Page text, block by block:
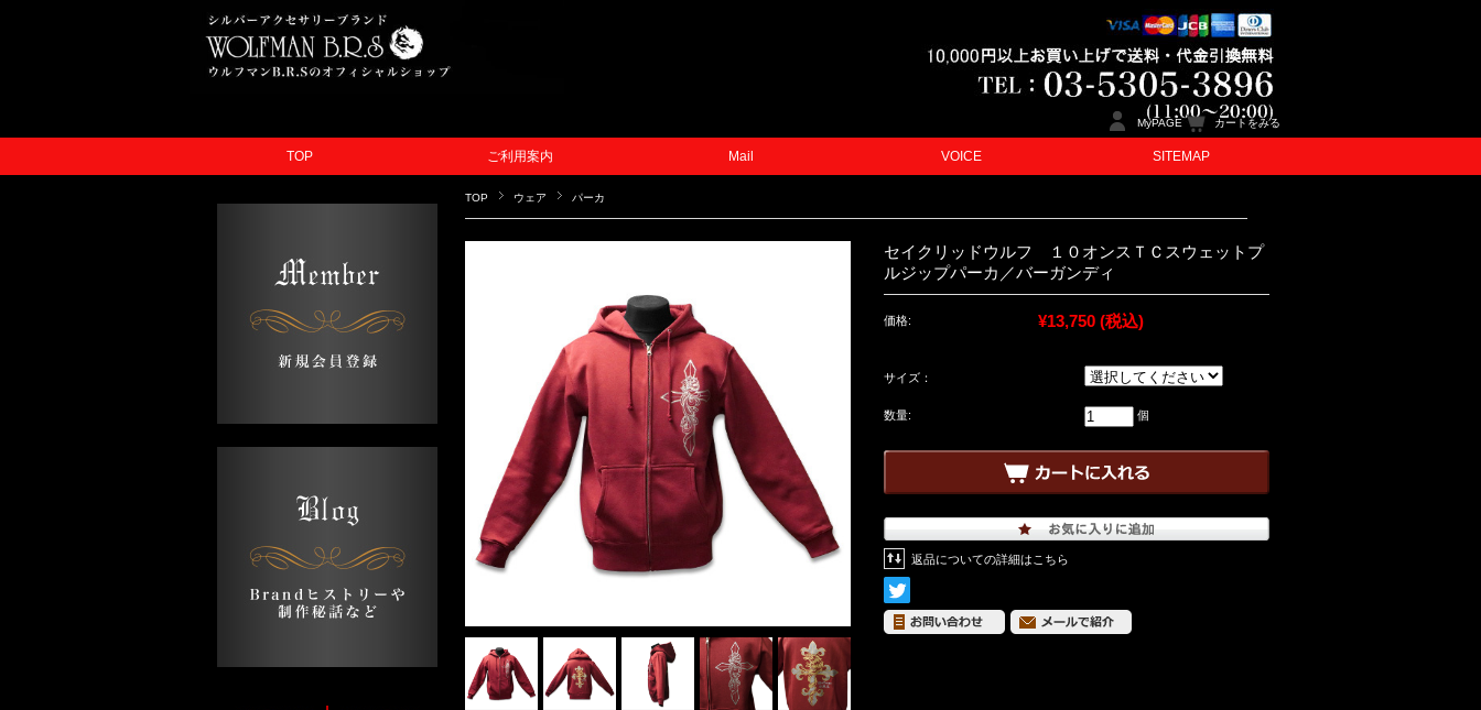
MyPAGE カートをみる
TOP ご利用案内 Mail VOICE SITEMAP
TOP ウェア パーカ
セイクリッドウルフ １０オンスＴＣスウェットプ
ルジップパーカ／バーガンディ
価格: ¥13,750 (税込)
サイズ：
数量: 個
返品についての詳細はこちら